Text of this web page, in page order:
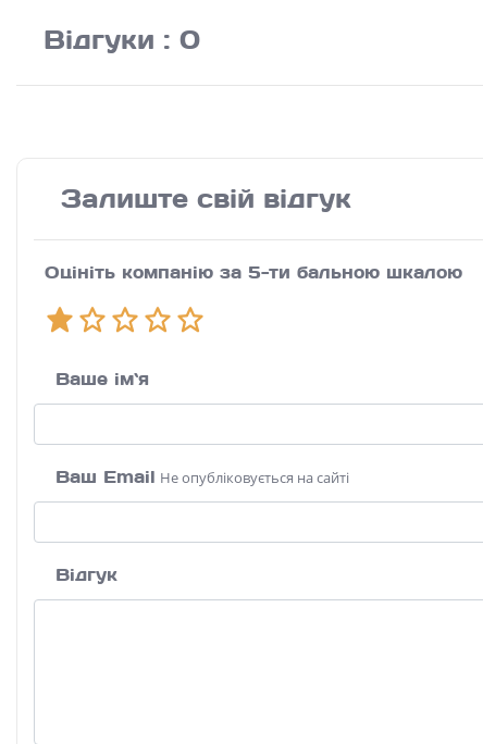
Відгуки : 0
Залиште свій відгук
Оцініть компанію за 5-ти бальною шкалою
Ваше ім`я
Ваш Email Не опубліковується на сайті
Відгук